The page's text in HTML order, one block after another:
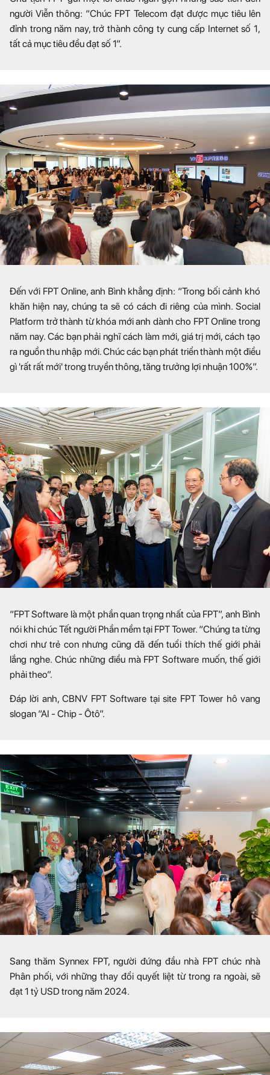
người Viễn thông: “Chúc FPT Telecom đạt được mục tiêu lên
đỉnh trong năm nay, trở thành công ty cung cấp Internet số 1,
tất cả mục tiêu đều đạt số 1”.
Đến với FPT Online, anh Bình khẳng định: “Trong bối cảnh khó
khăn hiện nay, chúng ta sẽ có cách đi riêng của mình. Social
Platform trở thành từ khóa mới anh dành cho FPT Online trong
năm nay. Các bạn phải nghĩ cách làm mới, giá trị mới, cách tạo
ra nguồn thu nhập mới. Chúc các bạn phát triển thành một điều
gì 'rất rất mới' trong truyền thông, tăng trưởng lợi nhuận 100%”.
“FPT Software là một phần quan trọng nhất của FPT”, anh Bình
nói khi chúc Tết người Phần mềm tại FPT Tower. “Chúng ta từng
chơi như trẻ con nhưng cũng đã đến tuổi thích thế giới phải
lắng nghe. Chúc những điều mà FPT Software muốn, thế giới
phải theo”.
Đáp lời anh, CBNV FPT Software tại site FPT Tower hô vang
slogan “AI - Chip - Ôtô”.
Sang thăm Synnex FPT, người đứng đầu nhà FPT chúc nhà
Phân phối, với những thay đổi quyết liệt từ trong ra ngoài, sẽ
đạt 1 tỷ USD trong năm 2024.